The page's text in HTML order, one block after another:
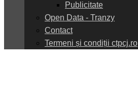
Publicitate
Open Data - Tranzy
Contact
Termeni și condiții ctpcj.ro